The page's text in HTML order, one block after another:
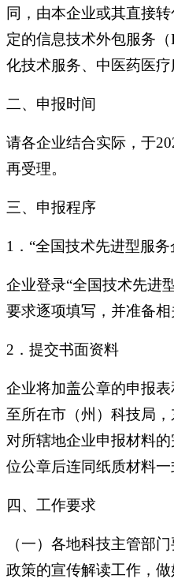
同，由本企业或其直接
定的信息技术外包服务
化技术服务、中医药医
二、申报时间
请各企业结合实际，于
再受理。
三、申报程序
1．“全国技术先进型服
企业登录“全国技术先进
要求逐项填写，并准备
2．提交书面资料
企业将加盖公章的申报
至所在市（州）科技局
对所辖地企业申报材料
位公章后连同纸质材料
四、工作要求
（一）各地科技主管部
政策的宣传解读工作，